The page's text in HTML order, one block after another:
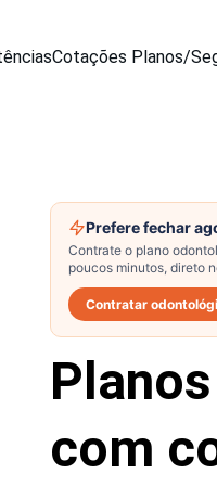
Cotações Planos/
com